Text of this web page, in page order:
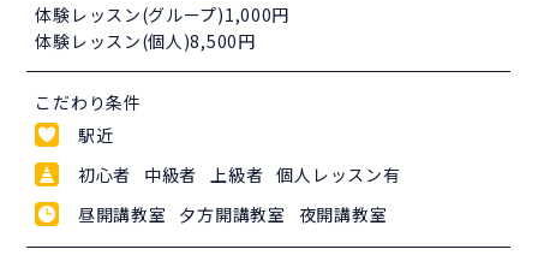
体験レッスン(グループ)1,000円
体験レッスン(個人)8,500円
こだわり条件
駅近
初心者 中級者 上級者 個人レッスン有
昼開講教室 夕方開講教室 夜開講教室